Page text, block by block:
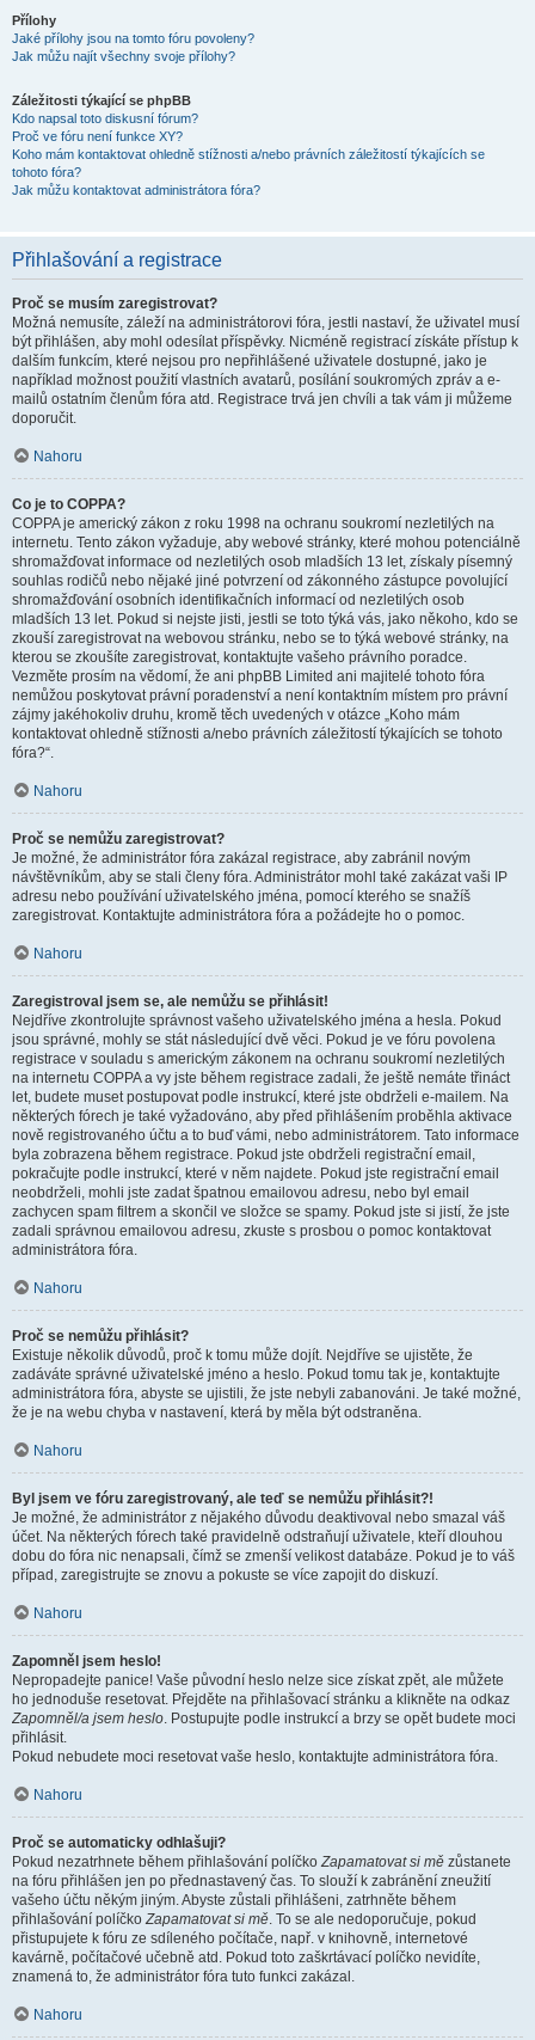
Přílohy
Jaké přílohy jsou na tomto fóru povoleny?
Jak můžu najít všechny svoje přílohy?
Záležitosti týkající se phpBB
Kdo napsal toto diskusní fórum?
Proč ve fóru není funkce XY?
Koho mám kontaktovat ohledně stížnosti a/nebo právních záležitostí týkajících se
tohoto fóra?
Jak můžu kontaktovat administrátora fóra?
Přihlašování a registrace
Proč se musím zaregistrovat?
Možná nemusíte, záleží na administrátorovi fóra, jestli nastaví, že uživatel musí
být přihlášen, aby mohl odesílat příspěvky. Nicméně registrací získáte přístup k
dalším funkcím, které nejsou pro nepřihlášené uživatele dostupné, jako je
například možnost použití vlastních avatarů, posílání soukromých zpráv a e-
mailů ostatním členům fóra atd. Registrace trvá jen chvíli a tak vám ji můžeme
doporučit.
Nahoru
Co je to COPPA?
COPPA je americký zákon z roku 1998 na ochranu soukromí nezletilých na
internetu. Tento zákon vyžaduje, aby webové stránky, které mohou potenciálně
shromažďovat informace od nezletilých osob mladších 13 let, získaly písemný
souhlas rodičů nebo nějaké jiné potvrzení od zákonného zástupce povolující
shromažďování osobních identifikačních informací od nezletilých osob
mladších 13 let. Pokud si nejste jisti, jestli se toto týká vás, jako někoho, kdo se
zkouší zaregistrovat na webovou stránku, nebo se to týká webové stránky, na
kterou se zkoušíte zaregistrovat, kontaktujte vašeho právního poradce.
Vezměte prosím na vědomí, že ani phpBB Limited ani majitelé tohoto fóra
nemůžou poskytovat právní poradenství a není kontaktním místem pro právní
zájmy jakéhokoliv druhu, kromě těch uvedených v otázce „Koho mám
kontaktovat ohledně stížnosti a/nebo právních záležitostí týkajících se tohoto
fóra?“.
Nahoru
Proč se nemůžu zaregistrovat?
Je možné, že administrátor fóra zakázal registrace, aby zabránil novým
návštěvníkům, aby se stali členy fóra. Administrátor mohl také zakázat vaši IP
adresu nebo používání uživatelského jména, pomocí kterého se snažíš
zaregistrovat. Kontaktujte administrátora fóra a požádejte ho o pomoc.
Nahoru
Zaregistroval jsem se, ale nemůžu se přihlásit!
Nejdříve zkontrolujte správnost vašeho uživatelského jména a hesla. Pokud
jsou správné, mohly se stát následující dvě věci. Pokud je ve fóru povolena
registrace v souladu s americkým zákonem na ochranu soukromí nezletilých
na internetu COPPA a vy jste během registrace zadali, že ještě nemáte třináct
let, budete muset postupovat podle instrukcí, které jste obdrželi e-mailem. Na
některých fórech je také vyžadováno, aby před přihlášením proběhla aktivace
nově registrovaného účtu a to buď vámi, nebo administrátorem. Tato informace
byla zobrazena během registrace. Pokud jste obdrželi registrační email,
pokračujte podle instrukcí, které v něm najdete. Pokud jste registrační email
neobdrželi, mohli jste zadat špatnou emailovou adresu, nebo byl email
zachycen spam filtrem a skončil ve složce se spamy. Pokud jste si jistí, že jste
zadali správnou emailovou adresu, zkuste s prosbou o pomoc kontaktovat
administrátora fóra.
Nahoru
Proč se nemůžu přihlásit?
Existuje několik důvodů, proč k tomu může dojít. Nejdříve se ujistěte, že
zadáváte správné uživatelské jméno a heslo. Pokud tomu tak je, kontaktujte
administrátora fóra, abyste se ujistili, že jste nebyli zabanováni. Je také možné,
že je na webu chyba v nastavení, která by měla být odstraněna.
Nahoru
Byl jsem ve fóru zaregistrovaný, ale teď se nemůžu přihlásit?!
Je možné, že administrátor z nějakého důvodu deaktivoval nebo smazal váš
účet. Na některých fórech také pravidelně odstraňují uživatele, kteří dlouhou
dobu do fóra nic nenapsali, čímž se zmenší velikost databáze. Pokud je to váš
případ, zaregistrujte se znovu a pokuste se více zapojit do diskuzí.
Nahoru
Zapomněl jsem heslo!
Nepropadejte panice! Vaše původní heslo nelze sice získat zpět, ale můžete
ho jednoduše resetovat. Přejděte na přihlašovací stránku a klikněte na odkaz
Zapomněl/a jsem heslo. Postupujte podle instrukcí a brzy se opět budete moci
přihlásit.
Pokud nebudete moci resetovat vaše heslo, kontaktujte administrátora fóra.
Nahoru
Proč se automaticky odhlašuji?
Pokud nezatrhnete během přihlašování políčkoZapamatovat si mě zůstanete
na fóru přihlášen jen po přednastavený čas. To slouží k zabránění zneužití
vašeho účtu někým jiným. Abyste zůstali přihlášeni, zatrhněte během
přihlašování políčkoZapamatovat si mě. To se ale nedoporučuje, pokud
přistupujete k fóru ze sdíleného počítače, např. v knihovně, internetové
kavárně, počítačové učebně atd. Pokud toto zaškrtávací políčko nevidíte,
znamená to, že administrátor fóra tuto funkci zakázal.
Nahoru